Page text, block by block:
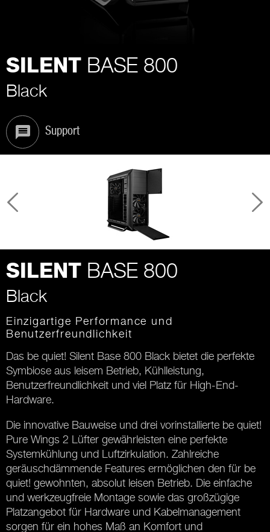
SILENT BASE 800
Black
Support
SILENT BASE 800
Black
Einzigartige Performance und
Benutzerfreundlichkeit
Das be quiet! Silent Base 800 Black bietet die perfekte
Symbiose aus leisem Betrieb, Kühlleistung,
Benutzerfreundlichkeit und viel Platz für High-End-
Hardware.
Die innovative Bauweise und drei vorinstallierte be quiet!
Pure Wings 2 Lüfter gewährleisten eine perfekte
Systemkühlung und Luftzirkulation. Zahlreiche
geräuschdämmende Features ermöglichen den für be
quiet! gewohnten, absolut leisen Betrieb. Die einfache
und werkzeugfreie Montage sowie das großzügige
Platzangebot für Hardware und Kabelmanagement
sorgen für ein hohes Maß an Komfort und